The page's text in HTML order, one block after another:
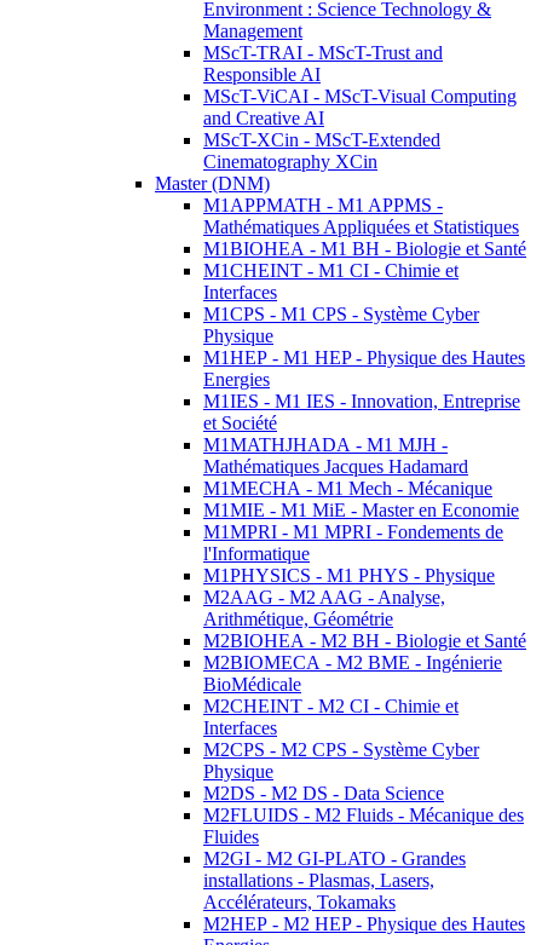
Environment : Science Technology &
Management
MScT-TRAI - MScT-Trust and
Responsible AI
MScT-ViCAI - MScT-Visual Computing
and Creative AI
MScT-XCin - MScT-Extended
Cinematography XCin
Master (DNM)
M1APPMATH - M1 APPMS -
Mathématiques Appliquées et Statistiques
M1BIOHEA - M1 BH - Biologie et Santé
M1CHEINT - M1 CI - Chimie et
Interfaces
M1CPS - M1 CPS - Système Cyber
Physique
M1HEP - M1 HEP - Physique des Hautes
Energies
M1IES - M1 IES - Innovation, Entreprise
et Société
M1MATHJHADA - M1 MJH -
Mathématiques Jacques Hadamard
M1MECHA - M1 Mech - Mécanique
M1MIE - M1 MiE - Master en Economie
M1MPRI - M1 MPRI - Fondements de
l'Informatique
M1PHYSICS - M1 PHYS - Physique
M2AAG - M2 AAG - Analyse,
Arithmétique, Géométrie
M2BIOHEA - M2 BH - Biologie et Santé
M2BIOMECA - M2 BME - Ingénierie
BioMédicale
M2CHEINT - M2 CI - Chimie et
Interfaces
M2CPS - M2 CPS - Système Cyber
Physique
M2DS - M2 DS - Data Science
M2FLUIDS - M2 Fluids - Mécanique des
Fluides
M2GI - M2 GI-PLATO - Grandes
installations - Plasmas, Lasers,
Accélérateurs, Tokamaks
M2HEP - M2 HEP - Physique des Hautes